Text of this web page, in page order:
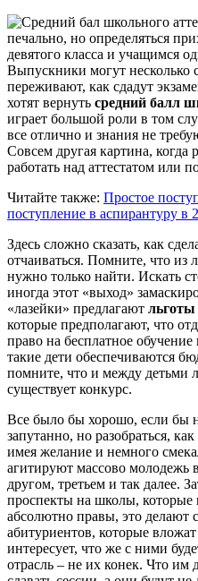
печально, но определяться
девятого класса и учащимся
Выпускники могут несколько
переживают, как сдадут
хотят вернуть средний балл
играет большой роли в том
все отлично и знания не
Совсем другая картина, когда
работать над аттестатом или
Читайте также: Простое
поступление в аспирантуру в
Здесь сложно сказать, как
отчаиваться. Помните, что из
нужно только найти. Искать
иногда этот «выход»
«лазейки» предлагают
которые предполагают, что
право на бесплатное
такие дети обеспечиваются
помните, что и между детьми
существует конкурс.
Все было бы хорошо, если бы
запутанно, но разобраться,
имея желание и немного
агитируют массово молодежь
другом, третьем и так далее.
проспекты на школы, которые
абсолютно правы, это делают
абитуриентов, которые
интересует, что же с ними
отрасль – не их конек. Что им